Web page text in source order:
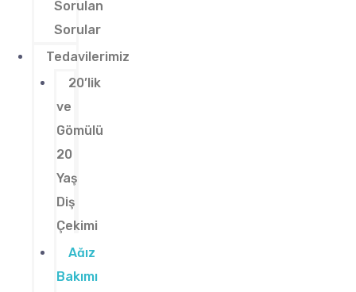
Sorulan
Sorular
Tedavilerimiz
20’lik
ve
Gömülü
20
Yaş
Diş
Çekimi
Ağız
Bakımı